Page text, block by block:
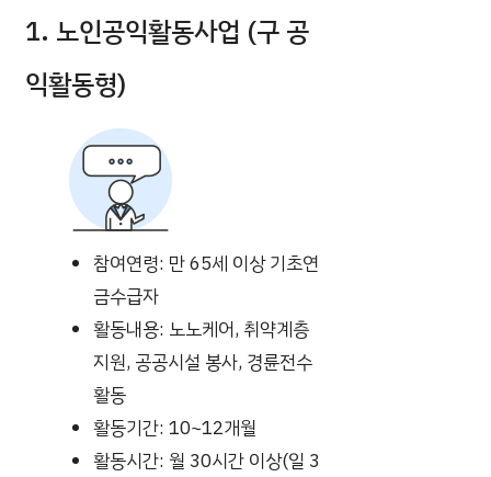
1. 노인공익활동사업 (구 공
익활동형)
참여연령: 만 65세 이상 기초연
금수급자
활동내용: 노노케어, 취약계층
지원, 공공시설 봉사, 경륜전수
활동
활동기간: 10~12개월
활동시간: 월 30시간 이상(일 3